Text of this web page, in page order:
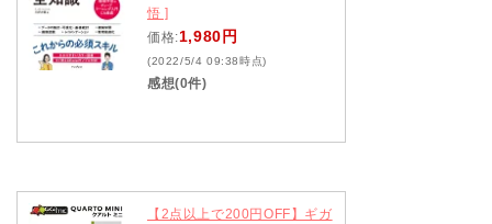
悟 ]
価格:1,980円
(2022/5/4 09:38時点)
感想(0件)
【2点以上で200円OFF】ギガ